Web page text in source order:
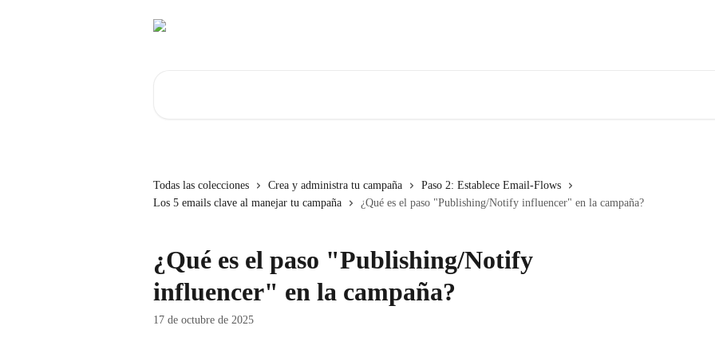
Todas las colecciones Crea y administra tu campaña
Paso 2: Establece Email-Flows
Los 5 emails clave al manejar tu campaña
¿Qué es el paso "Publishing/Notify influencer" en la campaña?
¿Qué es el paso "Publishing/Notify
influencer" en la campaña?
17 de octubre de 2025